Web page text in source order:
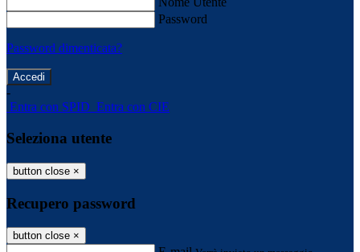
Password
Password dimenticata?
-
Entra con SPID Entra con CIE
Seleziona utente
button close ×
Recupero password
button close ×